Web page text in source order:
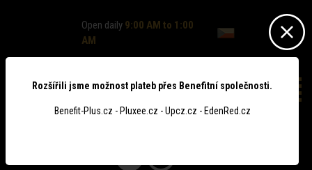
Open daily 9:00 AM to 1:00
AM
Rozšířili jsme možnost plateb přes Benefitní společnosti.
Benefit-Plus.cz - Pluxee.cz - Upcz.cz - EdenRed.cz